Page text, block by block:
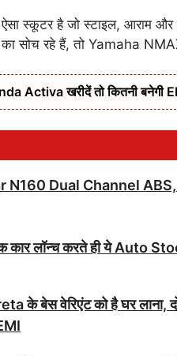
स्कूटर है जो स्टाइल, आराम और
सोच रहे हैं, तो Yamaha
Activa खरीदें तो कितनी बनेगी
N160 Dual Channel ABS,
कार लॉन्च करते ही ये Auto
के बेस वेरिएंट को है घर